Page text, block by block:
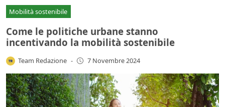
Mobilità sostenibile
Come le politiche urbane stanno
incentivando la mobilità sostenibile
Team Redazione - 7 Novembre 2024